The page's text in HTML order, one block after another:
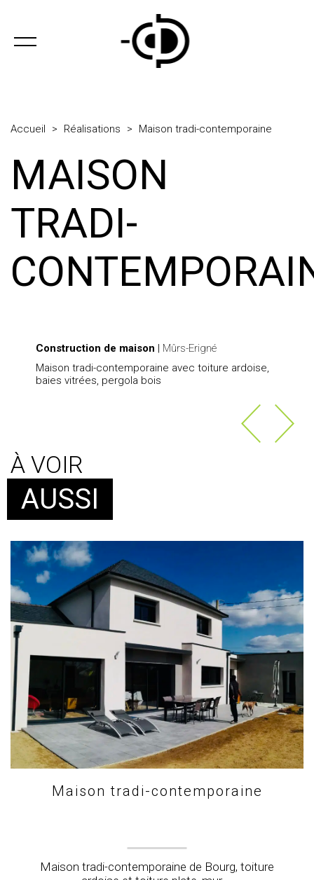
Accueil > Réalisations > Maison tradi-contemporaine
MAISON
TRADI-
Construction de maison | Mûrs-Erigné
Maison tradi-contemporaine avec toiture ardoise,
baies vitrées, pergola bois
À VOIR
AUSSI
Maison tradi-contemporaine
Maison tradi-contemporaine de Bourg, toiture